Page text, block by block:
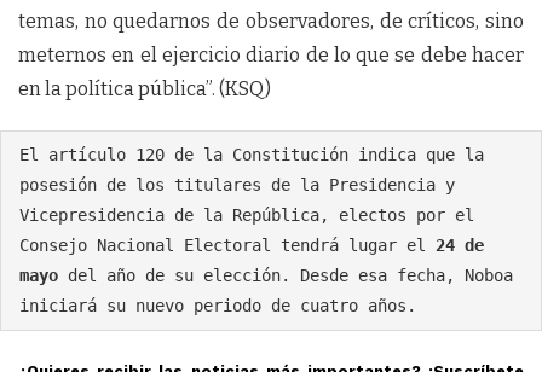
temas, no quedarnos de observadores, de críticos, sino
meternos en el ejercicio diario de lo que se debe hacer
en la política pública”. (KSQ)
El artículo 120 de la Constitución indica que la
posesión de los titulares de la Presidencia y
Vicepresidencia de la República, electos por el
Consejo Nacional Electoral tendrá lugar el
24 de
mayo del año de su elección. Desde esa fecha, Noboa
iniciará su nuevo periodo de cuatro años.